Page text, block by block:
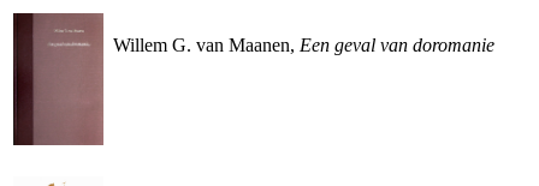
Willem G. van Maanen, Een geval van doromanie